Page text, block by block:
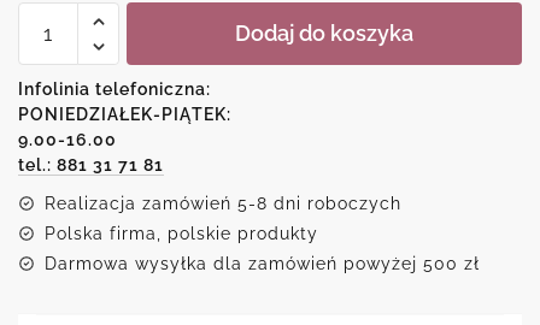
Plakat-
Dodaj do koszyka
Infolinia telefoniczna:
PONIEDZIAŁEK-PIĄTEK:
9.00-16.00
tel.: 881 31 71 81
Realizacja zamówień 5-8 dni roboczych
Polska firma, polskie produkty
Darmowa wysyłka dla zamówień powyżej 500 zł